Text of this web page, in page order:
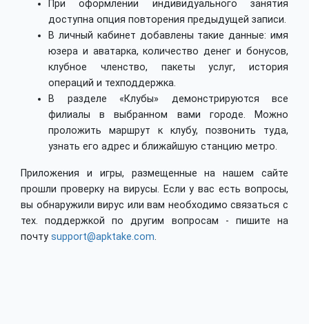
При оформлении индивидуального занятия
доступна опция повторения предыдущей записи.
В личный кабинет добавлены такие данные: имя
юзера и аватарка, количество денег и бонусов,
клубное членство, пакеты услуг, история
операций и техподдержка.
В разделе «Клубы» демонстрируются все
филиалы в выбранном вами городе. Можно
проложить маршрут к клубу, позвонить туда,
узнать его адрес и ближайшую станцию метро.
Приложения и игры, размещенные на нашем сайте
прошли проверку на вирусы. Если у вас есть вопросы,
вы обнаружили вирус или вам необходимо связаться с
тех. поддержкой по другим вопросам - пишите на
почту support@apktake.com.